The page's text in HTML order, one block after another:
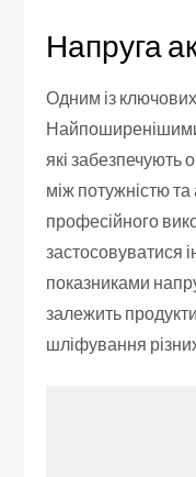
Напруга
Одним із ключових
які забезпечують
між потужністю
професійного
застосовуватися
показниками
залежить
шліфування